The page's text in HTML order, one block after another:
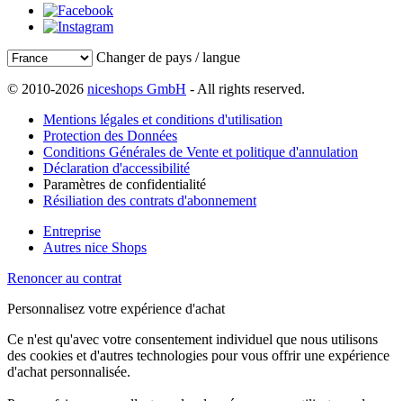
Changer de pays / langue
© 2010-2026 niceshops GmbH - All rights reserved.
Mentions légales et conditions d'utilisation
Protection des Données
Conditions Générales de Vente et politique d'annulation
Déclaration d'accessibilité
Paramètres de confidentialité
Résiliation des contrats d'abonnement
Entreprise
Autres nice Shops
Renoncer au contrat
Personnalisez votre expérience d'achat
Ce n'est qu'avec votre consentement individuel que nous utilisons
des cookies et d'autres technologies pour vous offrir une expérience
d'achat personnalisée.